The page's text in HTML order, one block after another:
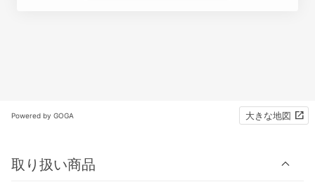
Powered by GOGA 大きな地図
取り扱い商品